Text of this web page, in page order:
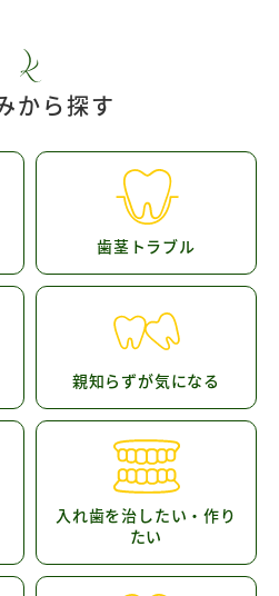
から探す
歯茎トラブル
親知らずが気になる
入れ歯を治したい・作り
たい